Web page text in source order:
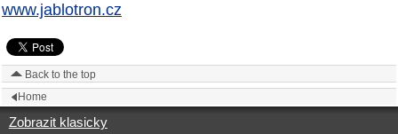
www.jablotron.cz
Back to the top
Home
Zobrazit klasicky